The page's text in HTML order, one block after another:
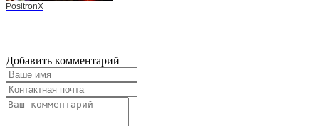
PositronX
Добавить комментарий